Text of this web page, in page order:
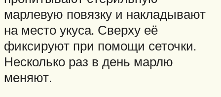
марлевую повязку и накладывают
на место укуса. Сверху её
фиксируют при помощи сеточки.
Несколько раз в день марлю
меняют.